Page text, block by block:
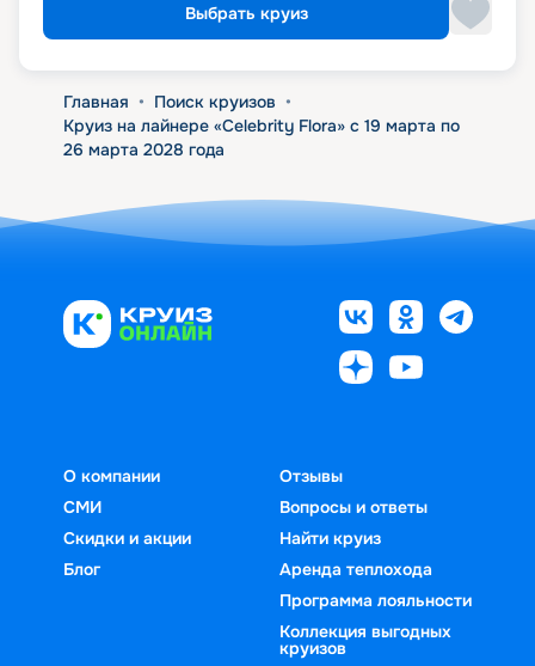
Выбрать круиз
Главная • Поиск круизов •
Круиз на лайнере «Celebrity Flora» с 19 марта по
26 марта 2028 года
О компании
СМИ
Скидки и акции
Блог
Отзывы
Вопросы и ответы
Найти круиз
Аренда теплохода
Программа лояльности
Коллекция выгодных
круизов